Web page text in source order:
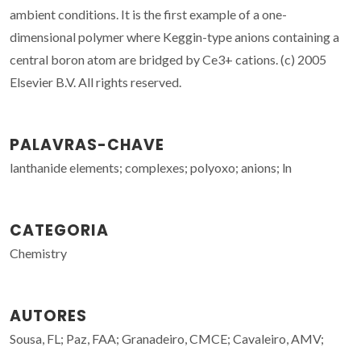
ambient conditions. It is the first example of a one-
dimensional polymer where Keggin-type anions containing a
central boron atom are bridged by Ce3+ cations. (c) 2005
Elsevier B.V. All rights reserved.
PALAVRAS-CHAVE
lanthanide elements; complexes; polyoxo; anions; ln
CATEGORIA
Chemistry
AUTORES
Sousa, FL; Paz, FAA; Granadeiro, CMCE; Cavaleiro, AMV;